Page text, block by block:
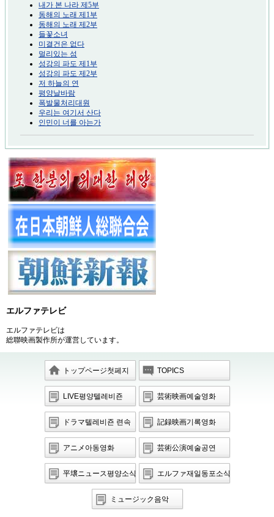
내가 본 나라 제5부
동해의 노래 제1부
동해의 노래 제2부
들꽃소녀
미결건은 없다
멀리있는 섬
성강의 파도 제1부
성강의 파도 제2부
저 하늘의 연
평양날바람
폭발물처리대원
우리는 여기서 산다
인민이 너를 아는가
エルファテレビ
エルファテレビは
総聯映画製作所が運営しています。
トップページ첫페지 TOPICS
LIVE평양텔레비죤 芸術映画예술영화
ドラマ텔레비죤 련속
극
記録映画기록영화
アニメ아동영화 芸術公演예술공연
平壌ニュース평양소식 エルファ재일동포소식
ミュージック음악